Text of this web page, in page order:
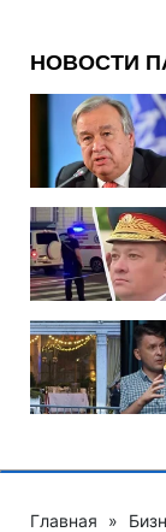
Главная »